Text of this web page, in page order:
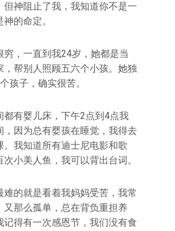
但神阻止了我，我知道你不是一
的命定。
穷，一直到我24岁，她都是当
，帮别人照顾五六个小孩。她独
孩子，确实很苦。
都有婴儿床，下午2点到4点我
，因为总有婴孩在睡觉，我得去
。我知道所有迪士尼电影和歌
小美人鱼，我可以背出台词。
难的就是看着我妈妈受苦，我常
又那么孤单，总在背负重担养
记得有一次感恩节，我们没有食